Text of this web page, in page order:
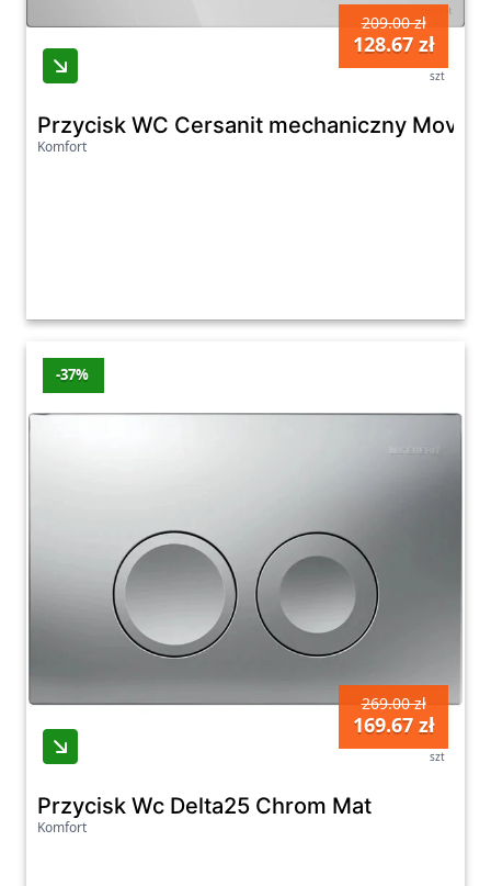
209.00 zł
128.67 zł
szt
Przycisk WC Cersanit mechaniczny Movi II
Komfort
-37%
269.00 zł
169.67 zł
szt
Przycisk Wc Delta25 Chrom Mat
Komfort